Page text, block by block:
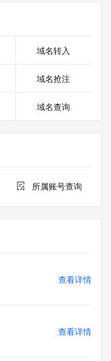
域名转入
域名抢注
域名查询
所属账号查询
查看详情
查看详情